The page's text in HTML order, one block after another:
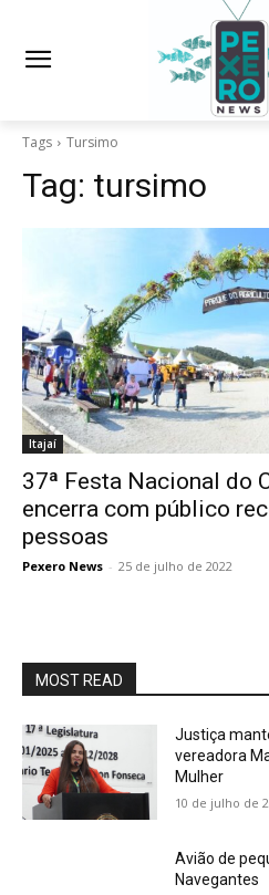
Tags Tursimo
Tag: tursimo
Itajaí
37ª Festa Nacional do
encerra com público
pessoas
Pexero News - 25 de julho de 2022
MOST READ
Justiça
vereadora
Mulher
10 de julho de
Avião de
Navegantes